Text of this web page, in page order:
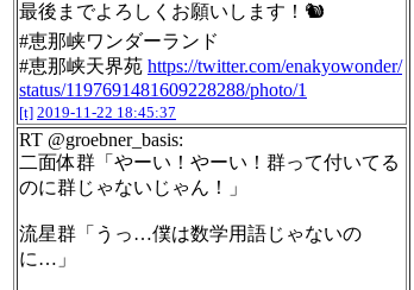
最後までよろしくお願いします！🐿
#恵那峡ワンダーランド
#恵那峡天界苑 https://twitter.com/enakyowonder/
status/1197691481609228288/photo/1
[t] 2019-11-22 18:45:37
RT @groebner_basis:
二面体群「やーい！やーい！群って付いてる
のに群じゃないじゃん！」
流星群「うっ…僕は数学用語じゃないの
に…」